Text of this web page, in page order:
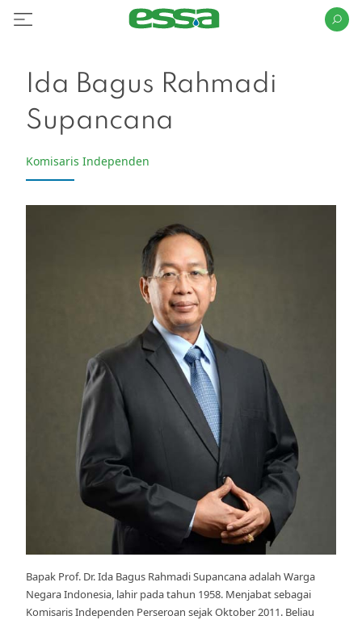
Ida Bagus Rahmadi
Supancana
Komisaris Independen
Bapak Prof. Dr. Ida Bagus Rahmadi Supancana adalah Warga
Negara Indonesia, lahir pada tahun 1958. Menjabat sebagai
Komisaris Independen Perseroan sejak Oktober 2011. Beliau